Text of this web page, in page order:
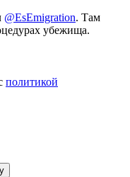
@EsEmigration. Там
убежища.
политикой